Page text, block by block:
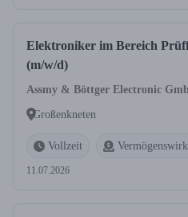
Elektroniker im Bereich
(m/w/d)
Assmy & Böttger Electronic
Großenkneten
Vollzeit
11.07.2026